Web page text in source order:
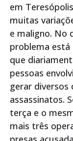
em
muitas
e maligno. No
problema está
que
pessoas
gerar
assassinatos.
terça e o
mais três